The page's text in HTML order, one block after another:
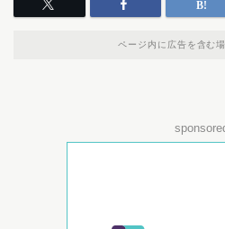
ページ内に広告を含む